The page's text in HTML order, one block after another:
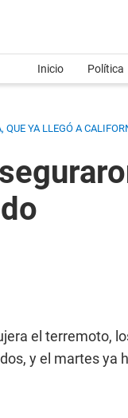
Inicio Política
YA LLEGÓ A
el terremoto,
y el martes